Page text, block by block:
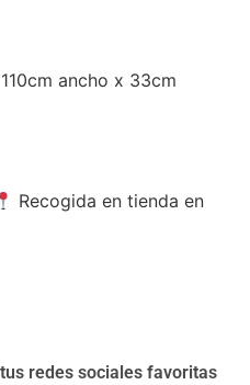
ancho x 33cm
Recogida en tienda en
redes sociales favoritas